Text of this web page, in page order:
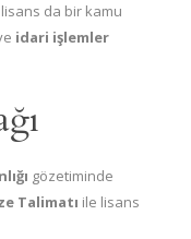
da bir kamu
idari işlemler
gözetiminde
Talimatı ile lisans